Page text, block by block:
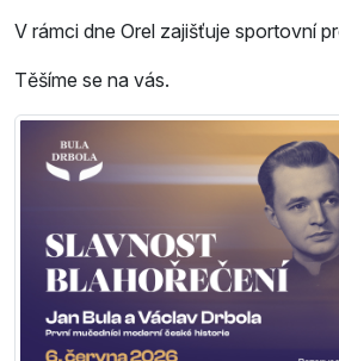
V rámci dne Orel zajišťuje sportovní
Těšíme se na vás.